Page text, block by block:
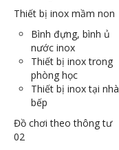
Thiết bị inox mầm non
Bình đựng, bình ủ
nước inox
Thiết bị inox trong
phòng học
Thiết bị inox tại nhà
bếp
Đồ chơi theo thông tư
02